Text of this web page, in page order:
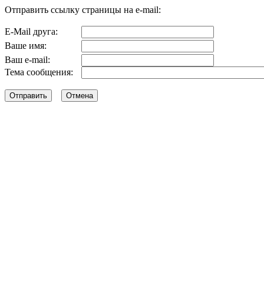
Отправить ссылку страницы на e-mail:
E-Mail друга:
Ваше имя:
Ваш e-mail:
Тема сообщения: